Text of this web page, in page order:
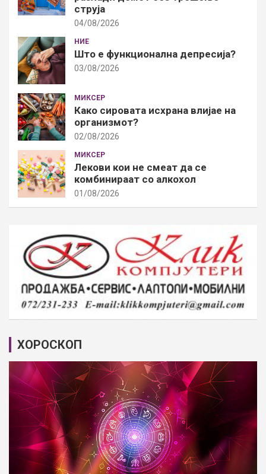
струја
04/08/2026
НИЕ
Што е функционална депресија?
03/08/2026
МИКСЕР
Како сировата исхрана влијае на
организмот?
02/08/2026
МИКСЕР
Лекови кои не смеат да се
комбинираат со алкохол
01/08/2026
ХОРОСКОП